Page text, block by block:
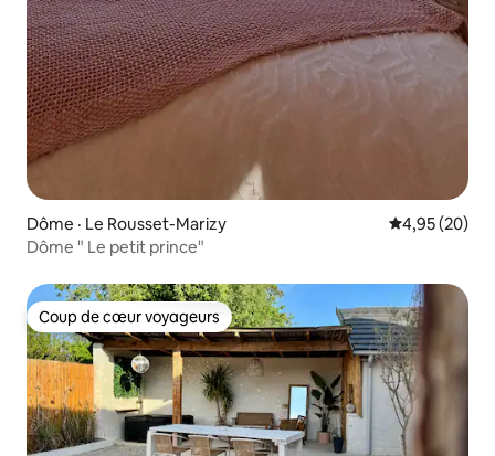
Dôme · Le Rousset-Marizy Note
4,95 (20)
Dôme " Le petit prince"
Coup de cœur voyageurs
Coup de cœur voyageurs